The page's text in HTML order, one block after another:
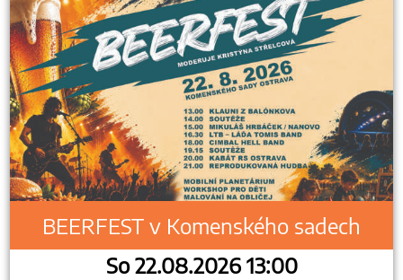
BEERFEST v Komenského sadech
So 22.08.2026 13:00